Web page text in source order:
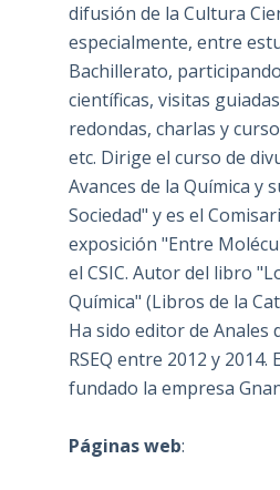
difusión de la Cultura
especialmente, entre
Bachillerato,
científicas, visitas
redondas, charlas y
etc. Dirige el curso de
Avances de la Química y
Sociedad" y es el
exposición "Entre
el CSIC. Autor del libro
Química" (Libros de la
Ha sido editor de Anales
RSEQ entre 2012 y 2014.
fundado la empresa
Páginas web: